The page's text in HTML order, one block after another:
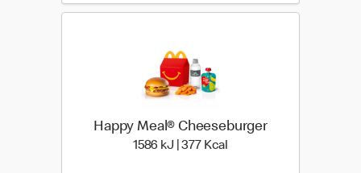
Happy Meal® Cheeseburger
1586 kJ | 377 Kcal